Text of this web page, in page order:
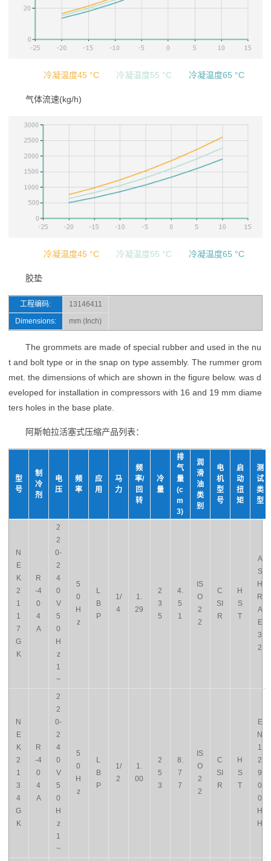
冷凝温度45 °C 冷凝温度55 °C 冷凝温度65 °C
气体流速(kg/h)
冷凝温度45 °C 冷凝温度55 °C 冷凝温度65 °C
胶垫
工程编码:
13146411
Dimensions:
mm (Inch)
The grommets are made of special rubber and used in the nu
t and bolt type or in the snap on type assembly. The rummer grom
met. the dimensions of which are shown in the figure below. was d
eveloped for installation in compressors with 16 and 19 mm diame
ters holes in the base plate.
阿斯帕拉活塞式压缩产品列表：
型
号
制
冷
剂
电
压
频
率
应
用
马
力
频
率/
回
转
冷
量
排
气
量
(c
m
3)
润
滑
油
类
别
电
机
型
号
启
动
扭
矩
测
试
类
型
N
E
K
2
1
1
7
G
K
R
-4
0
4
A
2
2
0-
2
4
0
V
5
0
H
z
1
~
5
0
H
z
L
B
P
1/
4
1.
29
2
3
5
4.
5
1
IS
O
2
2
C
SI
R
H
S
T
A
S
H
R
A
E
3
2
N
E
K
2
1
3
4
G
K
R
-4
0
4
A
2
2
0-
2
4
0
V
5
0
H
z
1
~
5
0
H
z
L
B
P
1/
2
1.
00
2
5
3
8.
7
7
IS
O
2
2
C
SI
R
H
S
T
E
N
1
2
9
0
0
H
H